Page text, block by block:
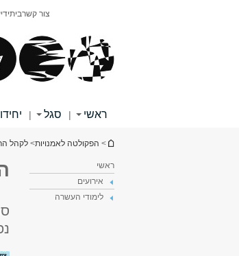
צור קשרבית
ראשי | סגל |
הינך נמצא כאן
> הפקולטה לאמנויות> לקהל
ראשי
אירועים
לימודי העשרה